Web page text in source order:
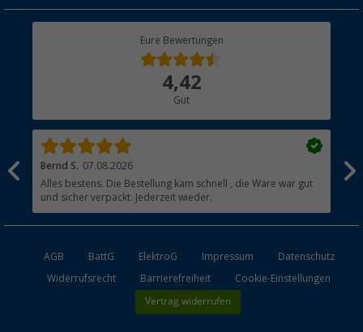
Rücksendung
Eure Bewertungen
4,42
Gut
Bernd S. 07.08.2026
Alles bestens. Die Bestellung kam schnell , die Ware war gut
und sicher verpackt. Jederzeit wieder.
AGB BattG ElektroG Impressum
Datenschutz
Widerrufsrecht
Barrierefreiheit Cookie-Einstellungen
Vertrag widerrufen